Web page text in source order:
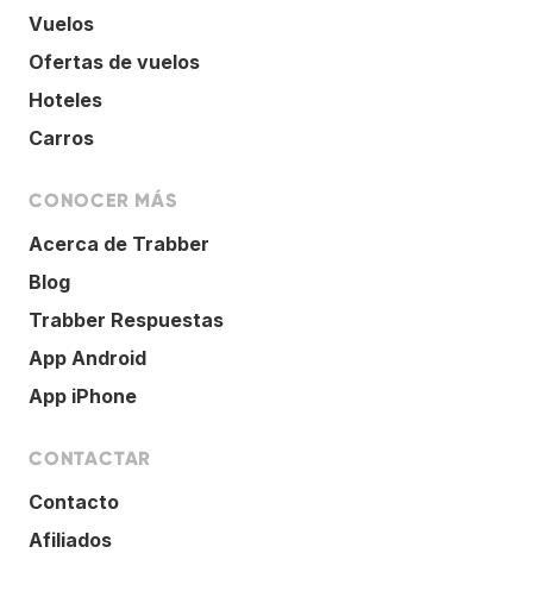
Vuelos
Ofertas de vuelos
Hoteles
Carros
CONOCER MÁS
Acerca de Trabber
Blog
Trabber Respuestas
App Android
App iPhone
CONTACTAR
Contacto
Afiliados